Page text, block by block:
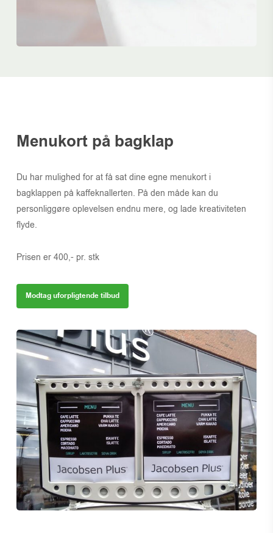
Menukort på bagklap
Du har mulighed for at få sat dine egne menukort i
bagklappen på kaffeknallerten. På den måde kan du
personliggøre oplevelsen endnu mere, og lade kreativiteten
flyde.
Prisen er 400,- pr. stk
Modtag uforpligtende tilbud